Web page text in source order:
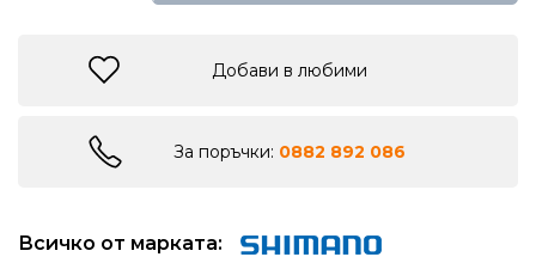
Къмпинг
Изкуствени
Добави в любими
За поръчки: 0882 892 086
Всичко от марката: